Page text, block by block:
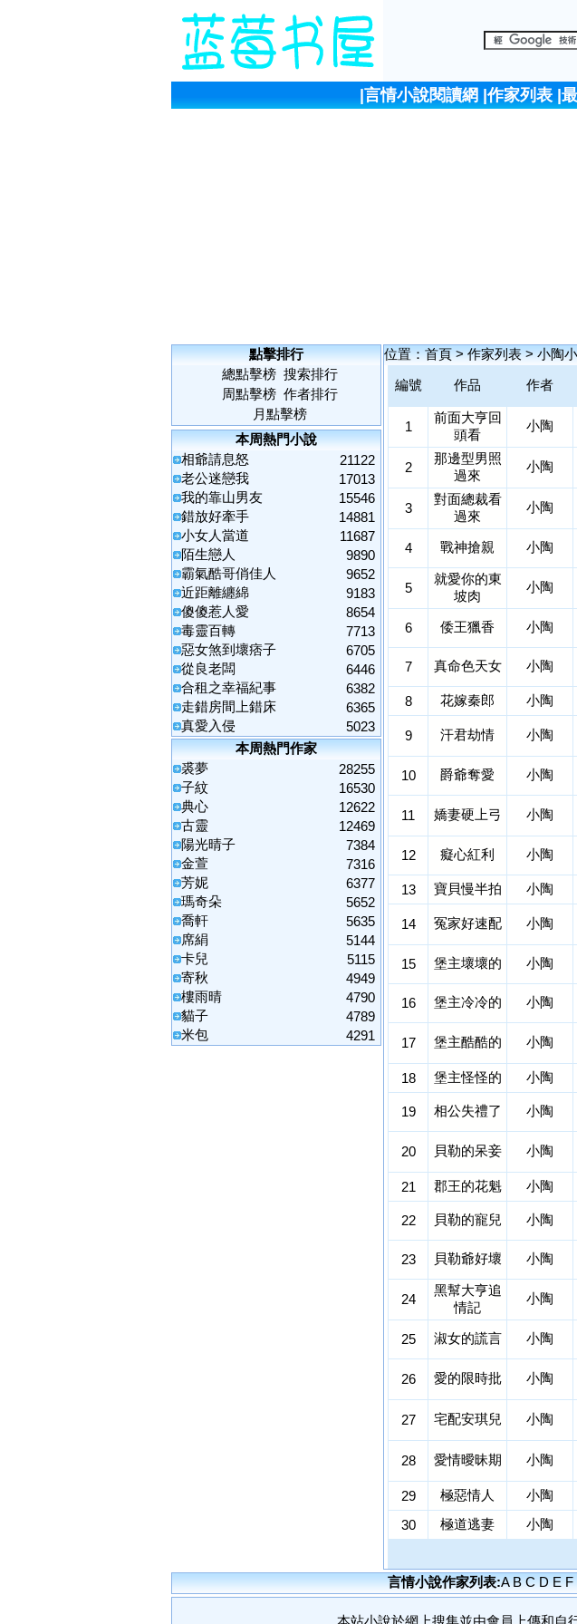
言情小說閱讀網 |作家列表|
點擊排行
總點擊榜 搜索排行
周點擊榜 作者排行
月點擊榜
本周熱門小說
相爺請息怒
21122
老公迷戀我
17013
我的靠山男友
15546
錯放好牽手
14881
小女人當道
11687
陌生戀人
9890
霸氣酷哥俏佳人
9652
近距離纏綿
9183
傻傻惹人愛
8654
毒靈百轉
7713
惡女煞到壞痞子
6705
從良老闆
6446
合租之幸福紀事
6382
走錯房間上錯床
6365
真愛入侵
5023
本周熱門作家
裘夢
28255
子紋
16530
典心
12622
古靈
12469
陽光晴子
7384
金萱
7316
芳妮
6377
瑪奇朵
5652
喬軒
5635
席絹
5144
卡兒
5115
寄秋
4949
樓雨晴
4790
貓子
4789
米包
4291
位置：首頁>作家列表>小陶
編號
作品 作者
1
前面大亨回
頭看
小陶
2
那邊型男照
過來
小陶
3
對面總裁看
過來
小陶
4 戰神搶親 小陶
5
就愛你的東
坡肉
小陶
6 倭王獵香 小陶
7 真命色天女 小陶
8 花嫁秦郎 小陶
9 汗君劫情 小陶
10 爵爺奪愛 小陶
11 嬌妻硬上弓 小陶
12 癡心紅利 小陶
13 寶貝慢半拍 小陶
14 冤家好速配 小陶
15 堡主壞壞的 小陶
16 堡主冷冷的 小陶
17 堡主酷酷的 小陶
18 堡主怪怪的 小陶
19 相公失禮了 小陶
20 貝勒的呆妾 小陶
21 郡王的花魁 小陶
22 貝勒的寵兒 小陶
23 貝勒爺好壞 小陶
24
黑幫大亨追
情記
小陶
25 淑女的謊言 小陶
26 愛的限時批 小陶
27 宅配安琪兒 小陶
28 愛情曖昧期 小陶
29
極惡情人 小陶
30
極道逃妻 小陶
言情小說作家列表:A B C D E F
本站小說於網上搜集並由會員上傳和自